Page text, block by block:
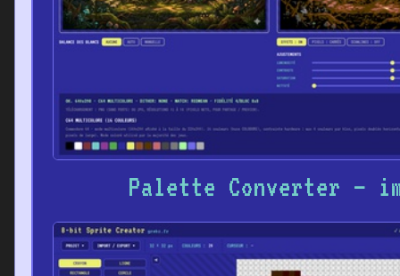
Palette Converter –